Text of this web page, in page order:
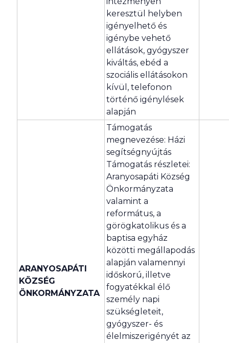
keresztül helyben
igényelhető és
igénybe vehető
ellátások, gyógyszer
kiváltás, ebéd a
szociális ellátásokon
kívül, telefonon
történő igénylések
alapján
ARANYOSAPÁTI
KÖZSÉG
ÖNKORMÁNYZATA
Támogatás
megnevezése: Házi
segítségnyújtás
Támogatás részletei:
Aranyosapáti Község
Önkormányzata
valamint a
református, a
görögkatolikus és a
baptisa egyház
közötti megállapodás
alapján valamennyi
időskorú, illetve
fogyatékkal élő
személy napi
szükségleteit,
gyógyszer- és
élelmiszerigényét az